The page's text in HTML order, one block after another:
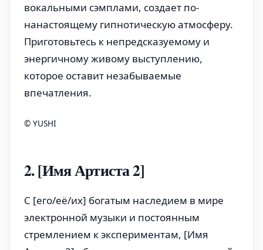
вокальными сэмплами, создает по-
нанастоящему гипнотическую атмосферу.
Приготовьтесь к непредсказуемому и
энергичному живому выступлению,
которое оставит незабываемые
впечатления.
© YUSHI
2. [Имя Артиста 2]
С [его/её/их] богатым наследием в мире
электронной музыки и постоянным
стремлением к экспериментам, [Имя